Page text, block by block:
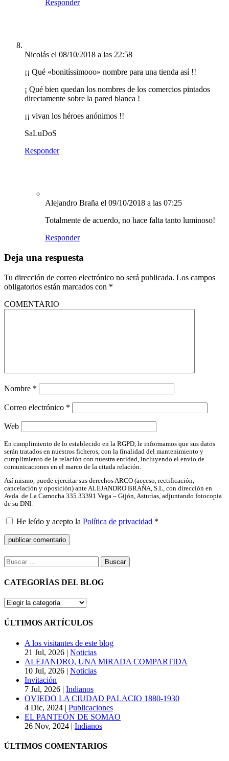
Responder
Nicolás el 08/10/2018 a las 22:58
¡¡ Qué «bonitíssimooo» nombre para una tienda así !!
¡ Qué bien quedan los nombres de los comercios pintados
directamente sobre la pared blanca !
¡¡ vivan los héroes anónimos !!
SaLuDoS
Responder
Alejandro Braña el 09/10/2018 a las 07:25
Totalmente de acuerdo, no hace falta tanto luminoso!
Responder
Deja una respuesta
Tu dirección de correo electrónico no será publicada. Los campos
obligatorios están marcados con *
COMENTARIO
Nombre *
Correo electrónico *
Web
En cumplimiento de lo establecido en la RGPD, le informamos que sus datos
serán tratados en nuestros ficheros, con la finalidad del mantenimiento y
cumplimiento de la relación con nuestra entidad, incluyendo el envío de
comunicaciones en el marco de la citada relación.
Así mismo, puede ejercitar sus derechos ARCO (acceso, rectificación,
cancelación y oposición) ante ALEJANDRO BRAÑA, S.L, con dirección en
Avda. de La Camocha 335 33391 Vega – Gijón, Asturias, adjuntando fotocopia
de su DNI.
He leído y acepto la Política de privacidad *
Buscar:
CATEGORÍAS DEL BLOG
CATEGORÍAS
BLOG
ÚLTIMOS ARTÍCULOS
A los visitantes de este blog
21 Jul, 2026 | Noticias
ALEJANDRO, UNA MIRADA COMPARTIDA
10 Jul, 2026 | Noticias
Invitación
7 Jul, 2026 | Indianos
OVIEDO LA CIUDAD PALACIO 1880-1930
4 Dic, 2024 | Publicaciones
EL PANTEÓN DE SOMAO
26 Nov, 2024 | Indianos
ÚLTIMOS COMENTARIOS